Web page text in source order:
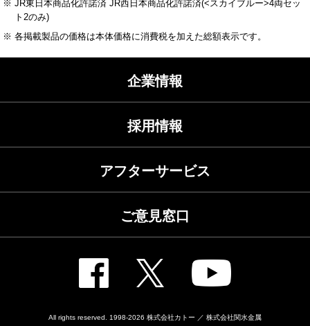
※ JR東日本商品化許諾済 JR西日本商品化許諾済(<スカイブルー>4両セッ
ト2のみ)
※ 各掲載製品の価格は本体価格に消費税を加えた総額表示です。
企業情報
採用情報
アフターサービス
ご意見窓口
All rights reserved. 1998-2026 株式会社カトー ／ 株式会社関水金属